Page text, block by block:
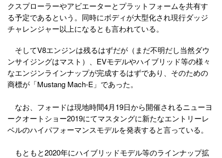
クスプローラーやアビエーターとプラットフォームを共有す
る予定であるという。同時にボディが大型化され現行ダッジ
チャレンジャー以上になるとも言われている。
そしてV8エンジンは残るはずだが（まだ不明だし当然ダウ
ンサイジングはマスト）、EVモデルやハイブリッド等の様々
なエンジンラインナップが完成するはずであり、そのための
商標が「Mustang Mach-E」であった。
なお、フォードは現地時間4月19日から開催されるニューヨ
ークオートショー2019にてマスタングに新たなエントリーレ
ベルのハイパフォーマンスモデルを発表すると言っている。
もともと2020年にハイブリッドモデル等のラインナップ拡